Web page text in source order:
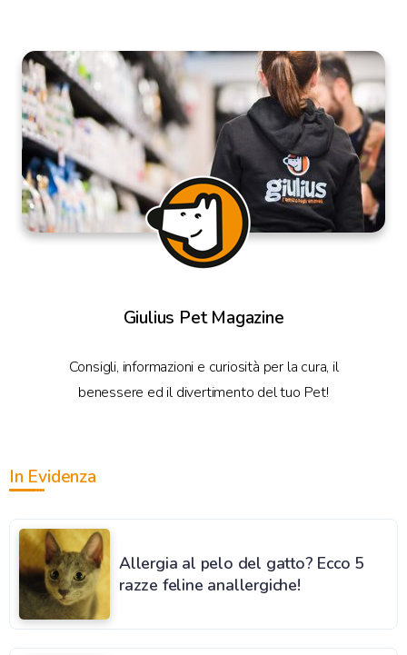
Giulius Pet Magazine
Consigli, informazioni e curiosità per la cura, il
benessere ed il divertimento del tuo Pet!
In Evidenza
Allergia al pelo del gatto? Ecco 5
razze feline anallergiche!